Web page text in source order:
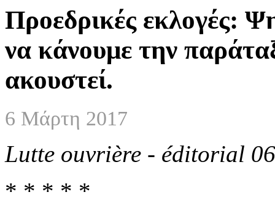
Προεδρικές εκλογές:
να κάνουμε την
ακουστεί.
6 Μάρτη 2017
Lutte ouvrière - éditorial
* * * * *